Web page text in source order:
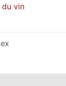
du vin